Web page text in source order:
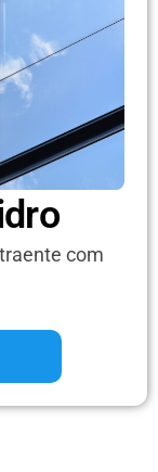
com